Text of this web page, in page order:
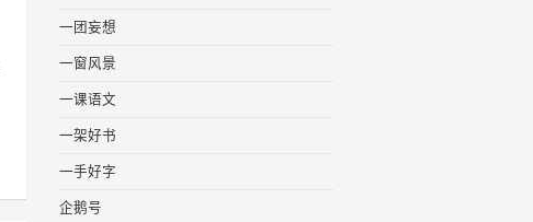
一团妄想
一窗风景
一课语文
一架好书
一手好字
企鹅号